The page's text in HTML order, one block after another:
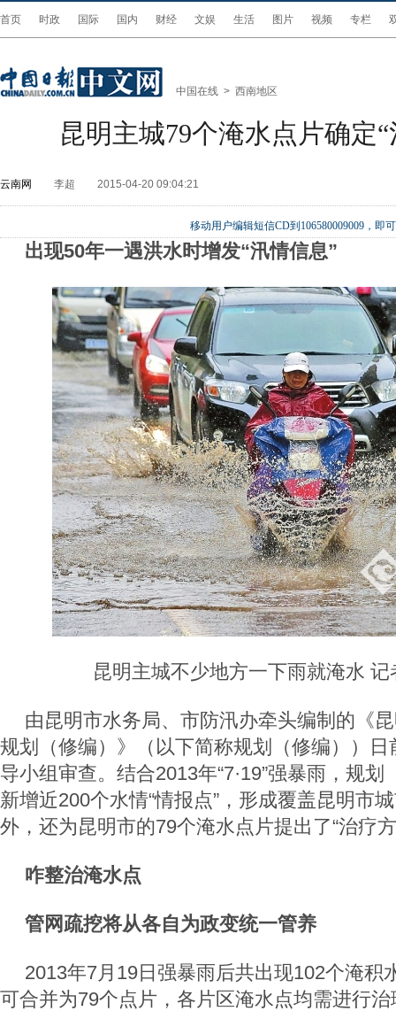
首页 时政 国际 国内 财经 文娱 生活 图片 视频 专栏
中国在线 > 西南地区
昆明主城79个淹水点片确定
云南网 李超 2015-04-20 09:04:21
移动用户编辑短信CD到106580009009，即
出现50年一遇洪水时增发“汛情信息”
昆明主城不少地方一下雨就淹水
由昆明市水务局、市防汛办牵头编制的《
规划（修编）》（以下简称规划（修编））
导小组审查。结合2013年“7·19”强暴雨，规
新增近200个水情“情报点”，形成覆盖昆明市
外，还为昆明市的79个淹水点片提出了“治疗
咋整治淹水点
管网疏挖将从各自为政变统一管养
2013年7月19日强暴雨后共出现102个淹积
可合并为79个点片，各片区淹水点均需进行